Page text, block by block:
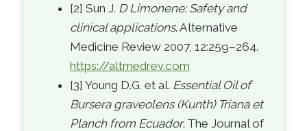
[2] Sun J. D Limonene: Safety and
clinical applications. Alternative
Medicine Review 2007, 12:259–264.
https://altmedrev.com
[3] Young D.G. et al. Essential Oil of
Bursera graveolens (Kunth) Triana et
Planch from Ecuador. The Journal of